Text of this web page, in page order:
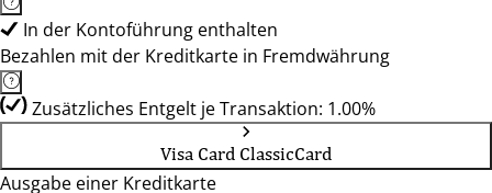
In der Kontoführung enthalten
Bezahlen mit der Kreditkarte in Fremdwährung
Zusätzliches Entgelt je Transaktion: 1.00%
Visa Card ClassicCard
Ausgabe einer Kreditkarte